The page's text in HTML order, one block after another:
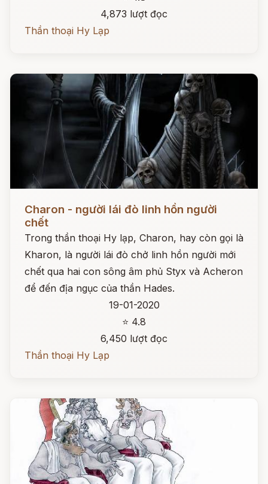
4,873 lượt đọc
Thần thoại Hy Lạp
Charon - người lái đò linh hồn người
chết
Trong thần thoại Hy lạp, Charon, hay còn gọi là
Kharon, là người lái đò chở linh hồn người mới
chết qua hai con sông âm phủ Styx và Acheron
để đến địa ngục của thần Hades.
19-01-2020
⭐ 4.8
6,450 lượt đọc
Thần thoại Hy Lạp